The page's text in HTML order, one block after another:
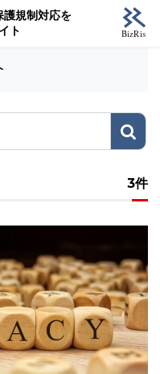
護規制対応を
ト
3件